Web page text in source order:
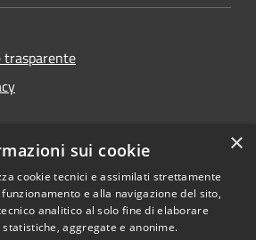
Copyright © 2026 • Comune di
×
sui cookie
cookie tecnici e assimilati strettamente
e alla navigazione del sito,
analitico al solo fine di elaborare
aggregate e anonime.